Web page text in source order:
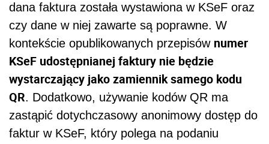
dana faktura została wystawiona w KSeF oraz
czy dane w niej zawarte są poprawne. W
kontekście opublikowanych przepisów numer
KSeF udostępnianej faktury nie będzie
wystarczający jako zamiennik samego kodu
QR. Dodatkowo, używanie kodów QR ma
zastąpić dotychczasowy anonimowy dostęp do
faktur w KSeF, który polega na podaniu